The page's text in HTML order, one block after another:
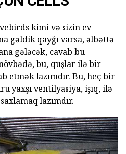
kimi və sizin ev
gəldik qayğı varsa, əlbəttə
gələcək, cavab bu
bu, quşlar ilə bir
etmək lazımdır. Bu, heç bir
yaxşı ventilyasiya, işıq, ilə
lazımdır.